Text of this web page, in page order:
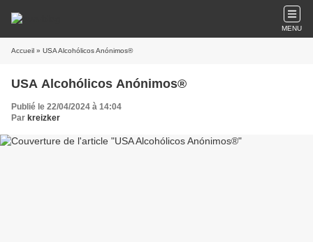
MENU
Accueil » USA Alcohólicos Anónimos®
USA Alcohólicos Anónimos®
Publié le 22/04/2024 à 14:04
Par kreizker